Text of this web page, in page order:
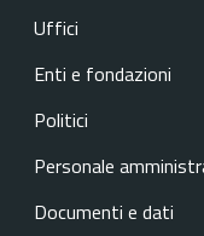
Uffici
Enti e fondazioni
Politici
Personale
Documenti e dati